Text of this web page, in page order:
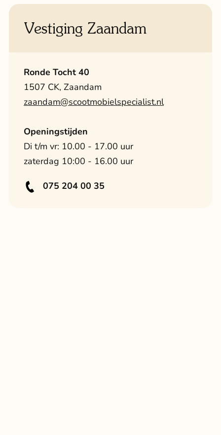
Vestiging Zaandam
Ronde Tocht 40
1507 CK, Zaandam
zaandam@scootmobielspecialist.nl
Openingstijden
Di t/m vr: 10.00 - 17.00 uur
zaterdag 10:00 - 16.00 uur
075 204 00 35